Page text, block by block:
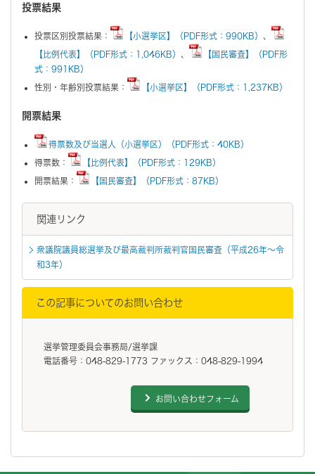
投票結果
投票区別投票結果： 【小選挙区】（PDF形式：990KB） 、
【比例代表】（PDF形式：1,046KB） 、
【国民審査】（PDF形
式：991KB）
性別・年齢別投票結果： 【小選挙区】（PDF形式：1,237KB）
開票結果
得票数及び当選人（小選挙区）（PDF形式：40KB）
得票数： 【比例代表】（PDF形式：129KB）
開票結果： 【国民審査】（PDF形式：87KB）
関連リンク
衆議院議員総選挙及び最高裁判所裁判官国民審査（平成26年～令
和3年）
この記事についてのお問い合わせ
選挙管理委員会事務局/選挙課
電話番号：048-829-1773 ファックス：048-829-1994
お問い合わせフォーム